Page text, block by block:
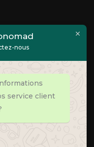
nous
service client